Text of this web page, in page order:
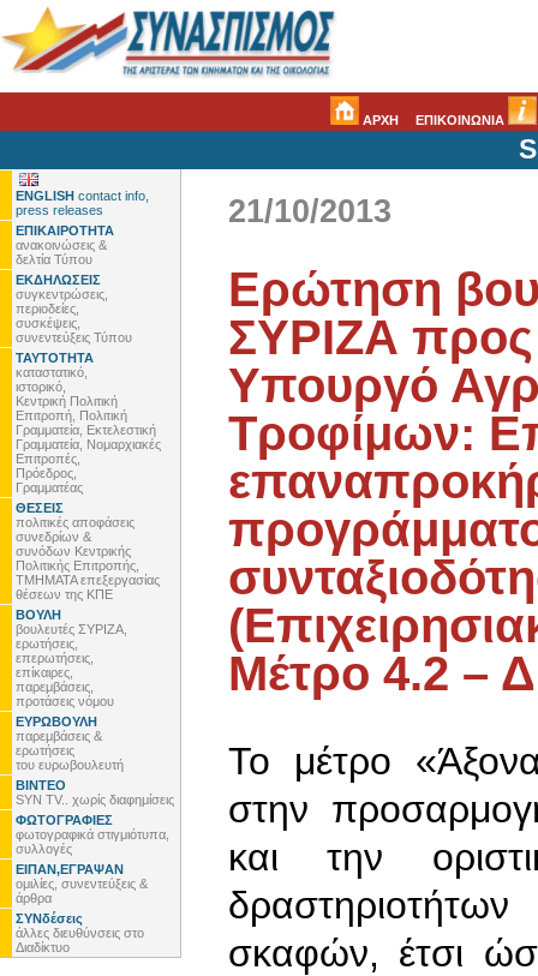
ΑΡΧΗ ΕΠΙΚΟΙΝΩΝΙΑ
ENGLISH contact info,
press releases
ΕΠΙΚΑΙΡΟΤΗΤΑ
ανακοινώσεις &
δελτία Τύπου
ΕΚΔΗΛΩΣΕΙΣ
συγκεντρώσεις,
περιοδείες,
συσκέψεις,
συνεντεύξεις Τύπου
ΤΑΥΤΟΤΗΤΑ
καταστατικό,
ιστορικό,
Κεντρική Πολιτική
Επιτροπή, Πολιτική
Γραμματεία, Εκτελεστική
Γραμματεία, Νομαρχιακές
Επιτροπές,
Πρόεδρος,
Γραμματέας
ΘΕΣΕΙΣ
πολιτικές αποφάσεις
συνεδρίων &
συνόδων Κεντρικής
Πολιτικής Επιτροπής,
ΤΜΗΜΑΤΑ επεξεργασίας
θέσεων της ΚΠΕ
ΒΟΥΛΗ
βουλευτές ΣΥΡΙΖΑ,
ερωτήσεις,
επερωτήσεις,
επίκαιρες,
παρεμβάσεις,
προτάσεις νόμου
ΕΥΡΩΒΟΥΛΗ
παρεμβάσεις &
ερωτήσεις
του ευρωβουλευτή
ΒΙΝΤΕΟ
SYN TV.. χωρίς διαφημίσεις
ΦΩΤΟΓΡΑΦΙΕΣ
φωτογραφικά στιγμιότυπα,
συλλογές
ΕΙΠΑΝ,ΕΓΡΑΨΑΝ
ομιλίες, συνεντεύξεις &
άρθρα
ΣΥΝδέσεις
άλλες διευθύνσεις στο
Διαδίκτυο
21/10/2013
Ερώτηση
ΣΥΡΙΖΑ προς
Υπουργό
Τροφίμων:
Μέτρο 4.2 –
Το μέτρο
στην
και την
σκαφών, έτσι